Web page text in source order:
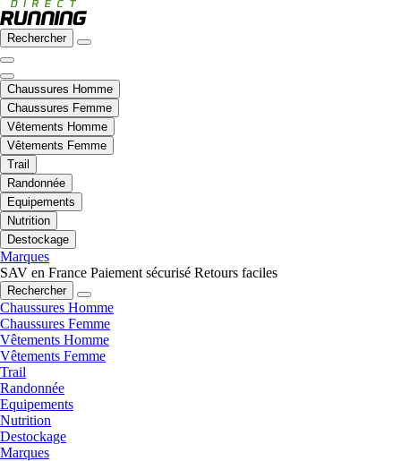
Rechercher
Chaussures Homme
Chaussures Femme
Vêtements Homme
Vêtements Femme
Trail
Randonnée
Equipements
Nutrition
Destockage
Marques
SAV en France Paiement sécurisé Retours faciles
Rechercher
Chaussures Homme
Chaussures Femme
Vêtements Homme
Vêtements Femme
Trail
Randonnée
Equipements
Nutrition
Destockage
Marques